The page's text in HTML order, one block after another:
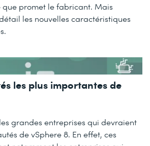
que promet le fabricant. Mais
les nouvelles caractéristiques
les plus importantes de
grandes entreprises qui devraient
de vSphere 8. En effet, ces